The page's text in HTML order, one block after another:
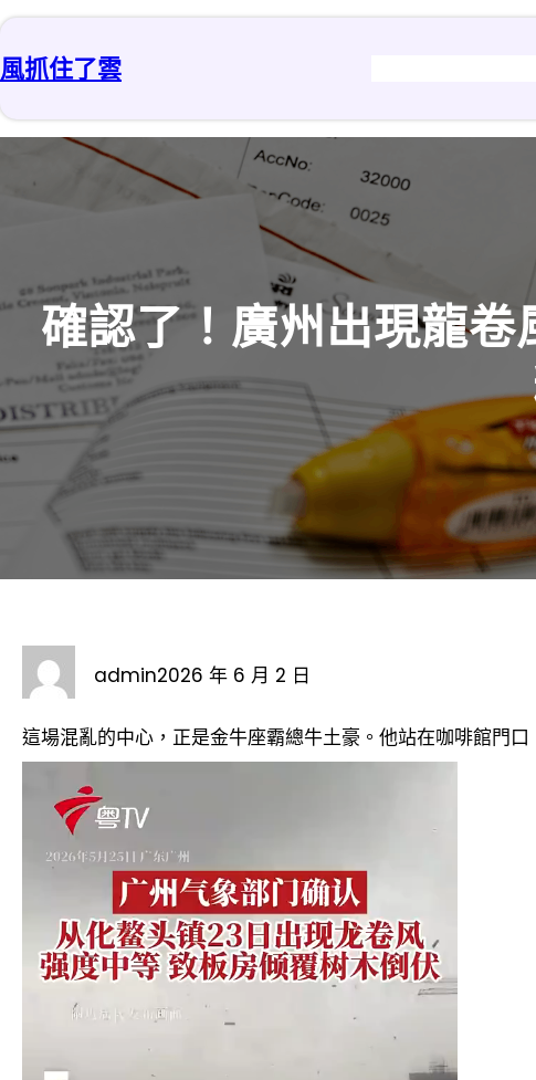
跳
主
內
容
風抓住了雲
確認了！廣州出現龍卷
admin2026 年 6 月 2 日
這場混亂的中心，正是金牛座霸總牛土豪。他站在咖啡館門